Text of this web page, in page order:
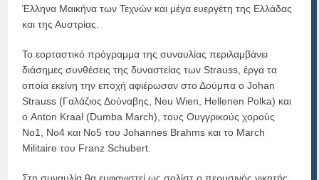
Έλληνα Μαικήνα των Τεχνών και μέγα ευεργέτη της Ελλάδας
και της Αυστρίας.
Το εορταστικό πρόγραμμα της συναυλίας περιλαμβάνει
διάσημες συνθέσεις της δυναστείας των Strauss, έργα τα
οποία εκείνη την εποχή αφιέρωσαν στο Δούμπα ο Johan
Strauss (Γαλάζιος Δούναβης, Neu Wien, Hellenen Polka) και
ο Anton Kraal (Dumba March), τους Ουγγρικούς χορούς
Νο1, Νο4 και Νο5 του Johannes Brahms και το March
Militaire του Franz Schubert.